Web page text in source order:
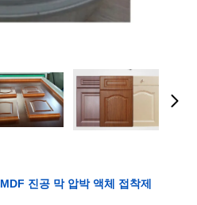
진공 막 압박 액체 접착제